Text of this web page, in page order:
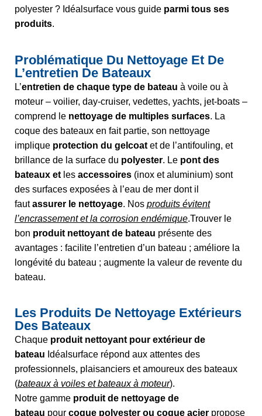
polyester ? Idéalsurface vous guide parmi tous ses
produits.
Problématique Du Nettoyage Et De
L’entretien De Bateaux
L’entretien de chaque type de bateau à voile ou à
moteur – voilier, day-cruiser, vedettes, yachts, jet-boats –
comprend le nettoyage de multiples surfaces. La
coque des bateaux en fait partie, son nettoyage
implique protection du gelcoat et de l’antifouling, et
brillance de la surface du polyester. Le pont des
bateaux et les accessoires (inox et aluminium) sont
des surfaces exposées à l’eau de mer dont il
fautassurer le nettoyage. Nos produits évitent
l’encrassement et la corrosion endémique.Trouver le
bon produit nettoyant de bateau présente des
avantages : facilite l’entretien d’un bateau ; améliore la
longévité du bateau ; augmente la valeur de revente du
bateau.
Les Produits De Nettoyage Extérieurs
Des Bateaux
Chaque produit nettoyant pour extérieur de
bateau Idéalsurface répond aux attentes des
professionnels, plaisanciers et amoureux des bateaux
(bateaux à voiles et bateaux à moteur).
Notre gamme produit de nettoyage de
bateau pour coque polyester ou coque acier propose